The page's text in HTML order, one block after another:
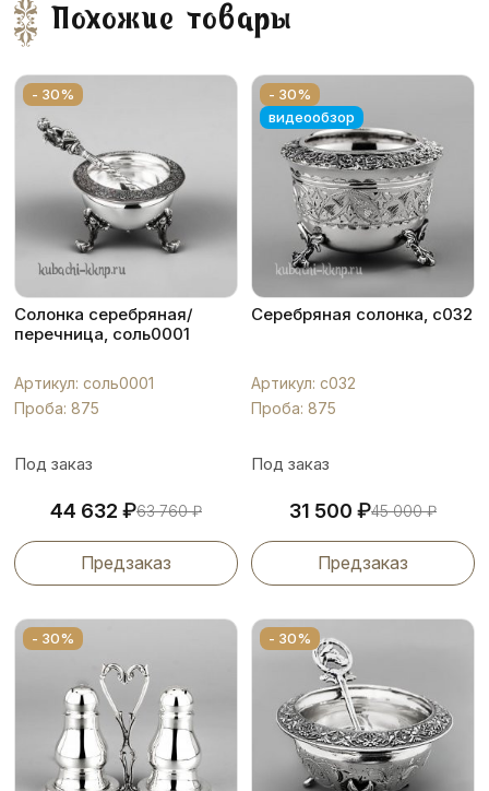
Похожие товары
- 30%
Солонка серебряная/
перечница, соль0001
Артикул: соль0001
Проба: 875
Под заказ
44 632 ₽63 760₽
Предзаказ
- 30%
видеообзор
Серебряная солонка, с032
Артикул: с032
Проба: 875
Под заказ
31 500 ₽45 000₽
Предзаказ
- 30% - 30%